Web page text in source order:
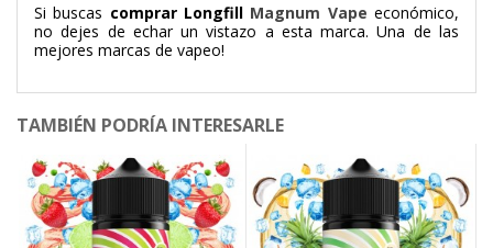
Si buscas comprar Longfill Magnum Vapeeconómico,
no dejes de echar un vistazo a esta marca. Una de las
mejores marcas de vapeo!
TAMBIÉN PODRÍA INTERESARLE